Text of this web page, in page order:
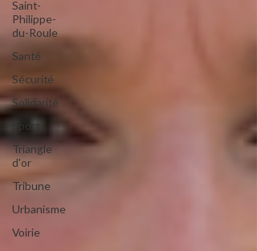
Saint-
Philippe-
du-Roule
Santé
Sécurité
Solidarité
Sport
Triangle
d'or
Tribune
Urbanisme
Voirie